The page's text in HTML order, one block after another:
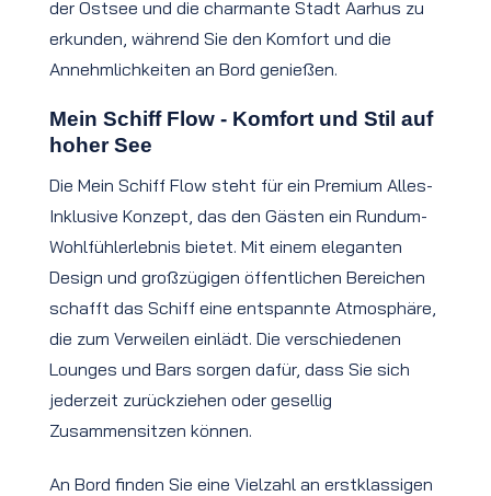
der Ostsee und die charmante Stadt Aarhus zu
erkunden, während Sie den Komfort und die
Annehmlichkeiten an Bord genießen.
Mein Schiff Flow - Komfort und Stil auf
hoher See
Die Mein Schiff Flow steht für ein Premium Alles-
Inklusive Konzept, das den Gästen ein Rundum-
Wohlfühlerlebnis bietet. Mit einem eleganten
Design und großzügigen öffentlichen Bereichen
schafft das Schiff eine entspannte Atmosphäre,
die zum Verweilen einlädt. Die verschiedenen
Lounges und Bars sorgen dafür, dass Sie sich
jederzeit zurückziehen oder gesellig
Zusammensitzen können.
An Bord finden Sie eine Vielzahl an erstklassigen